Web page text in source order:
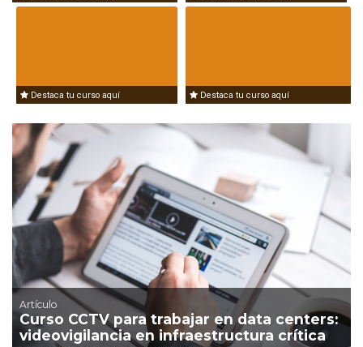
Destaca tu curso aquí Destaca tu curso aquí
Artículo
Curso CCTV para trabajar en data centers:
videovigilancia en infraestructura crítica